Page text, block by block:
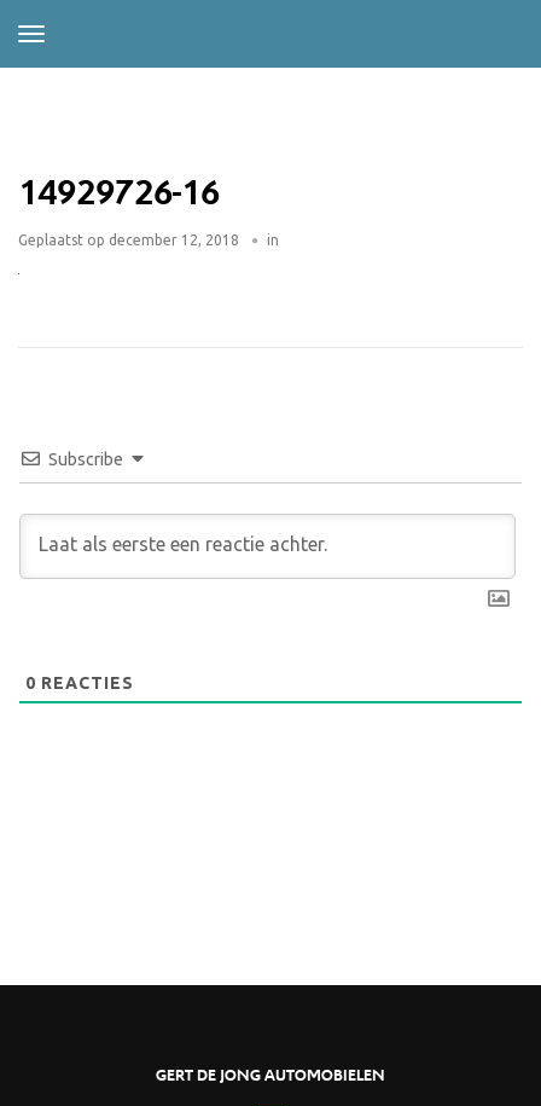
14929726-16
Geplaatst op december 12, 2018 in
Subscribe
0 REACTIES
GERT DE JONG AUTOMOBIELEN